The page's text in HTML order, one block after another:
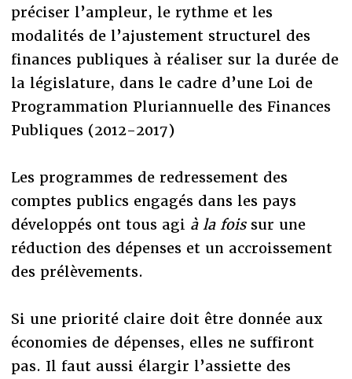
préciser l’ampleur, le rythme et les
modalités de l’ajustement structurel des
finances publiques à réaliser sur la durée de
la législature, dans le cadre d’une Loi de
Programmation Pluriannuelle des Finances
Publiques (2012-2017)
Les programmes de redressement des
comptes publics engagés dans les pays
développés ont tous agi à la fois sur une
réduction des dépenses et un accroissement
des prélèvements.
Si une priorité claire doit être donnée aux
économies de dépenses, elles ne suffiront
pas. Il faut aussi élargir l’assiette des